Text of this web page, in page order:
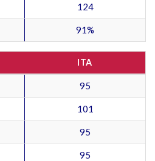
124
91%
ITA
95
101
95
95